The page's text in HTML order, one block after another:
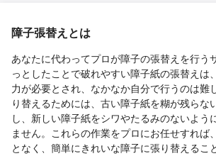
障子張替えとは
あなたに代わってプロが障子の張替えを行う
っとしたことで破れやすい障子紙の張替えは
力が必要とされ、なかなか自分で行うのは難
り替えるためには、古い障子紙を糊が残らな
し、新しい障子紙をシワやたるみのないよう
ません。これらの作業をプロにお任せすれば
となく、簡単にきれいな障子に張り替えるこ